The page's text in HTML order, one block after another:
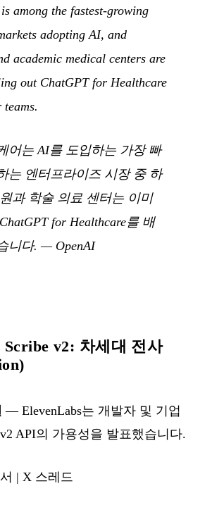
among the fastest-growing
adopting AI, and
academic medical centers are
out ChatGPT for Healthcare
어는 AI를 도입하는 가장 빠
는 엔터프라이즈 시장 중 하
과 학술 의료 센터는 이미
for Healthcare를 배
니다. — OpenAI
Scribe v2: 차세대 전사
— ElevenLabs는 개발자 및 기업
API의 가용성을 발표했습니다.
| X 스레드